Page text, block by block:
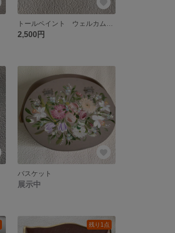
2,500円
バスケット
展示中
残り1点